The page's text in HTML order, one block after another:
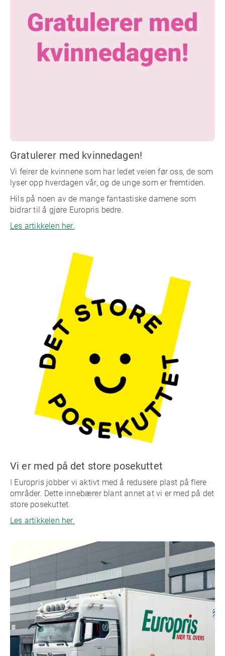
Gratulerer med kvinnedagen!
Vi feirer de kvinnene som har ledet veien før oss, de som
lyser opp hverdagen vår, og de unge som er fremtiden.
Hils på noen av de mange fantastiske damene som
bidrar til å gjøre Europris bedre.
Les artikkelen her.
Vi er med på det store posekuttet
I Europris jobber vi aktivt med å redusere plast på flere
områder. Dette innebærer blant annet at vi er med på det
store posekuttet.
Les artikkelen her.